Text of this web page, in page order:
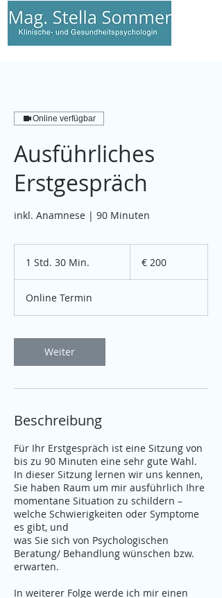
Online verfügbar
Ausführliches
Erstgespräch
inkl. Anamnese | 90 Minuten
1 Std. 30 Min.
d
3
M
n
€ 200
Online Termin
Weiter
Beschreibung
Für Ihr Erstgespräch ist eine Sitzung von
bis zu 90 Minuten eine sehr gute Wahl.
In dieser Sitzung lernen wir uns kennen,
Sie haben Raum um mir ausführlich Ihre
momentane Situation zu schildern –
welche Schwierigkeiten oder Symptome
es gibt, und
was Sie sich von Psychologischen
Beratung/ Behandlung wünschen bzw.
erwarten.
In weiterer Folge werde ich mir einen